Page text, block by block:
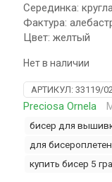
Серединка:
Фактура:
Цвет: желтый
Нет в наличии
АРТИКУЛ: 33119/
Preciosa Ornela
бисер для
для
купить бисер 5